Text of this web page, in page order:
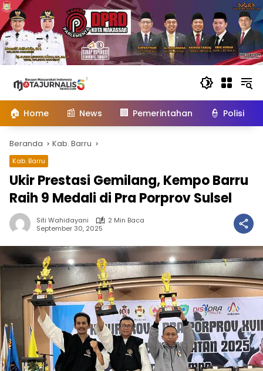
konten
🏠 Home 📰 News 🏢 Pemerintahan 👮 Polisi
Beranda Kab. Barru
Kab. Barru
Ukir Prestasi Gemilang, Kempo Barru
Raih 9 Medali di Pra Porprov Sulsel
Siti Wahidayani
2 Min Baca
September 30, 2025